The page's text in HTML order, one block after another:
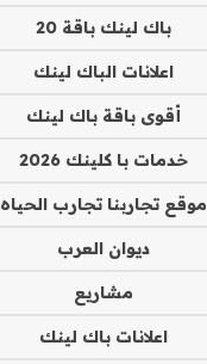
باك لينك باقة 20
اعلانات الباك لينك
أقوى باقة باك لينك
خدمات با كلينك 2026
موقع تجاربنا تجارب الحياه
ديوان العرب
مشاريع
اعلانات باك لينك